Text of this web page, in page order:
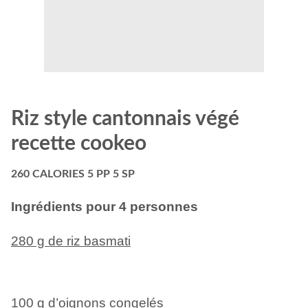
Riz style cantonnais végé
recette cookeo
260 CALORIES 5 PP 5 SP
Ingrédients pour 4 personnes
280 g de riz basmati
100 g d’oignons congelés